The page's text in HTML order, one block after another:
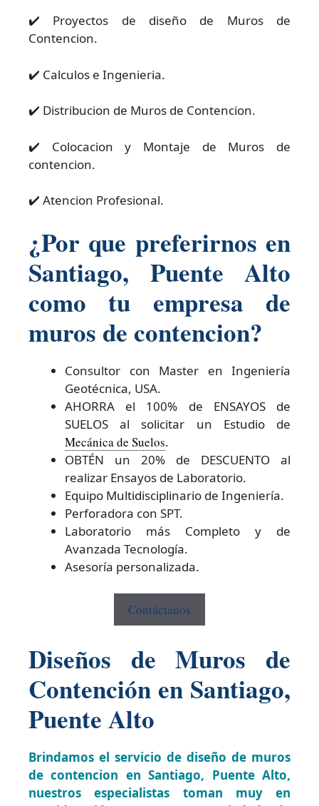
✔️ Proyectos de diseño de Muros de
Contencion.
✔️ Calculos e Ingenieria.
✔️ Distribucion de Muros de Contencion.
✔️ Colocacion y Montaje de Muros de
contencion.
✔️ Atencion Profesional.
¿Por que preferirnos en
Santiago, Puente Alto
como tu empresa de
muros de contencion?
Consultor con Master en Ingeniería
Geotécnica, USA.
AHORRA el 100% de ENSAYOS de
SUELOS al solicitar un Estudio de
Mecánica de Suelos.
OBTÉN un 20% de DESCUENTO al
realizar Ensayos de Laboratorio.
Equipo Multidisciplinario de Ingeniería.
Perforadora con SPT.
Laboratorio más Completo y de
Avanzada Tecnología.
Asesoría personalizada.
Contáctanos
Diseños de Muros de
Contención en Santiago,
Puente Alto
Brindamos el servicio de diseño de muros
de contencion en Santiago, Puente Alto,
nuestros especialistas toman muy en